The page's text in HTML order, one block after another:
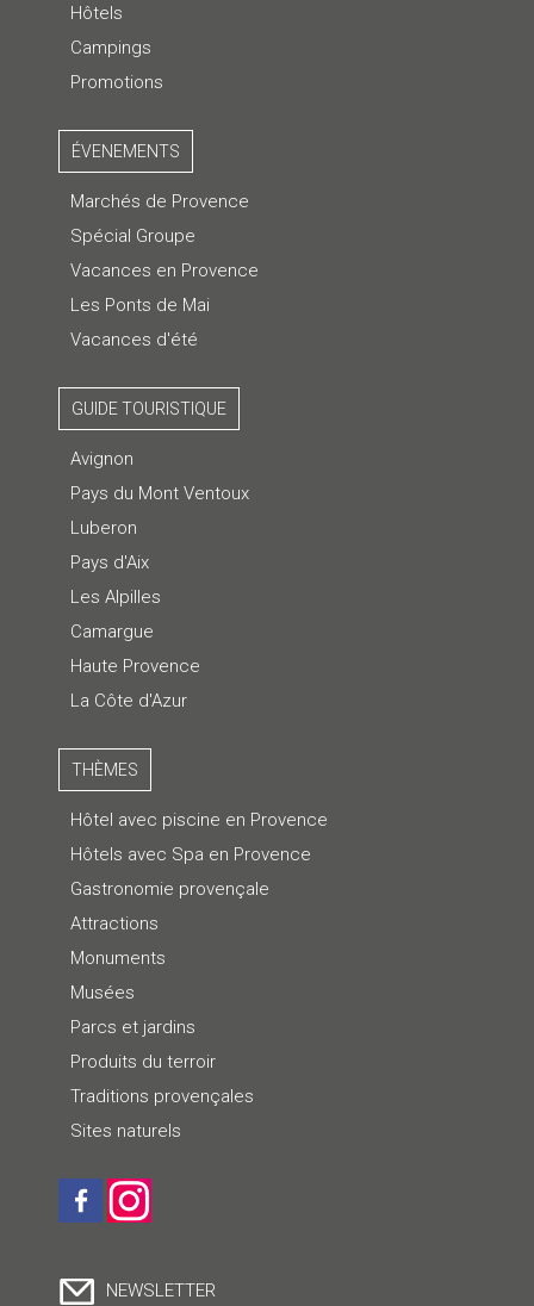
Hôtels
Campings
Promotions
ÉVENEMENTS
Marchés de Provence
Spécial Groupe
Vacances en Provence
Les Ponts de Mai
Vacances d'été
GUIDE TOURISTIQUE
Avignon
Pays du Mont Ventoux
Luberon
Pays d'Aix
Les Alpilles
Camargue
Haute Provence
La Côte d'Azur
THÈMES
Hôtel avec piscine en Provence
Hôtels avec Spa en Provence
Gastronomie provençale
Attractions
Monuments
Musées
Parcs et jardins
Produits du terroir
Traditions provençales
Sites naturels
NEWSLETTER